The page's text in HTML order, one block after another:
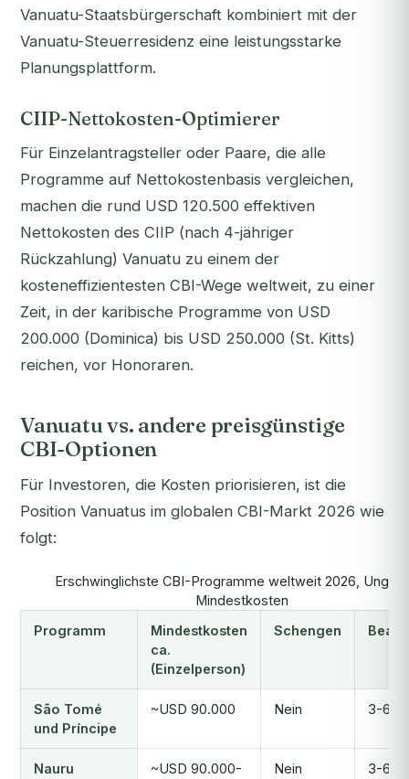
Vanuatu-Staatsbürgerschaft kombiniert mit der
Vanuatu-Steuerresidenz eine leistungsstarke
Planungsplattform.
CIIP-Nettokosten-Optimierer
Für Einzelantragsteller oder Paare, die alle
Programme auf Nettokostenbasis vergleichen,
machen die rund USD 120.500 effektiven
Nettokosten des CIIP (nach 4-jähriger
Rückzahlung) Vanuatu zu einem der
kosteneffizientesten CBI-Wege weltweit, zu einer
Zeit, in der karibische Programme von USD
200.000 (Dominica) bis USD 250.000 (St. Kitts)
reichen, vor Honoraren.
Vanuatu vs. andere preisgünstige
CBI-Optionen
Für Investoren, die Kosten priorisieren, ist die
Position Vanuatus im globalen CBI-Markt 2026 wie
folgt:
Erschwinglichste CBI-Programme weltweit 2026,
Mindestkosten
Programm
Mindestkosten
ca.
(Einzelperson)
Schengen
São Tomé
und Príncipe
~USD 90.000 Nein 3-6
Nauru
~USD 90.000-
Nein 3-6